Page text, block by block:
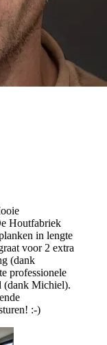
Houtfabriek
in lengte
voor 2 extra
(dank
professionele
(dank Michiel).
:-)